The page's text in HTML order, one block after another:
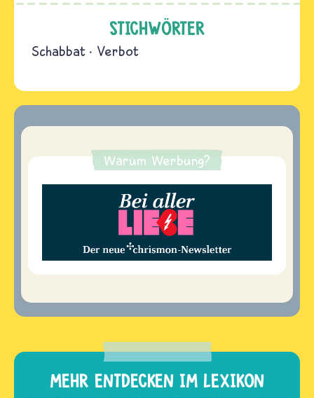
STICHWÖRTER
Schabbat Verbot
Warum Werbung?